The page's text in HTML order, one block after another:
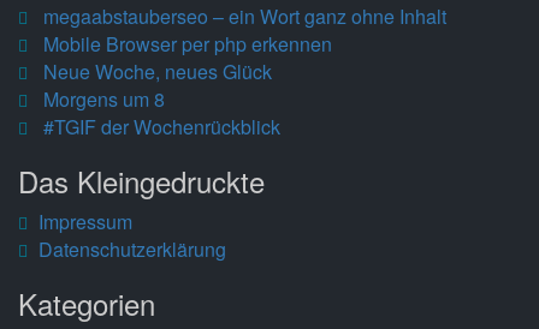
megaabstauberseo – ein Wort ganz ohne Inhalt
Mobile Browser per php erkennen
Neue Woche, neues Glück
Morgens um 8
#TGIF der Wochenrückblick
Das Kleingedruckte
Impressum
Datenschutzerklärung
Kategorien